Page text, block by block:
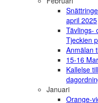
april 2025
Tävlings-
Tjeckien
Anmälan
15-16
Kallelse
Januari
Orange-